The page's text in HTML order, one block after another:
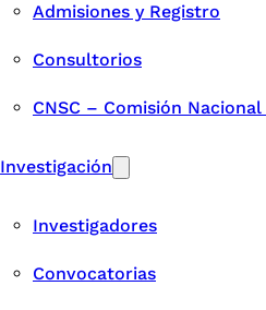
Admisiones y Registro
Consultorios
CNSC – Comisión
Investigación
Investigadores
Convocatorias